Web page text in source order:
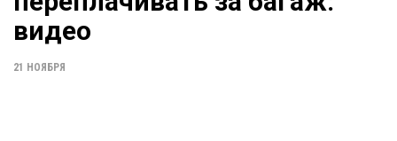
видео
21 НОЯБРЯ